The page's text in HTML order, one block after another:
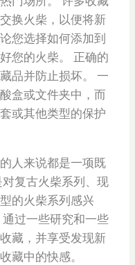
换火柴，以便将新
您选择如何添加到
您的火柴。 正确的
品并防止损坏。 一
盒或文件夹中，而
或其他类型的保护
人来说都是一项既
复古火柴系列、现
的火柴系列感兴
过一些研究和一些
藏，并享受发现新
藏中的快感。